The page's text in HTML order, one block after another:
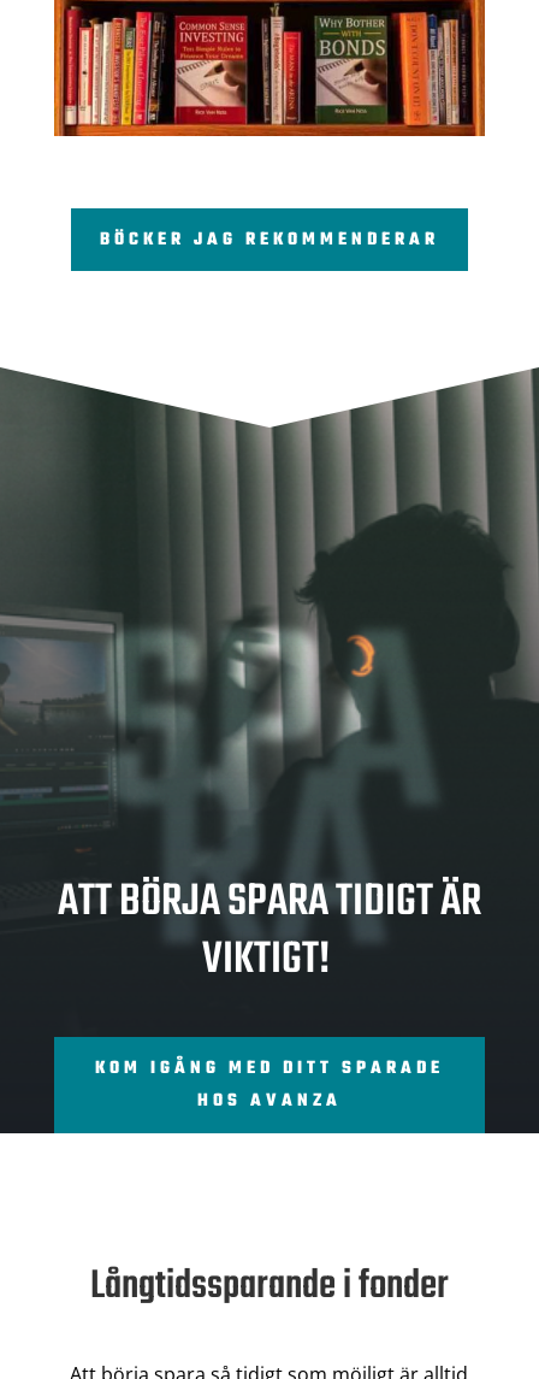
BÖCKER JAG REKOMMENDERAR
SPA
RA
ATT BÖRJA SPARA TIDIGT ÄR
VIKTIGT!
KOM IGÅNG MED DITT SPARADE
HOS AVANZA
Långtidssparande i fonder